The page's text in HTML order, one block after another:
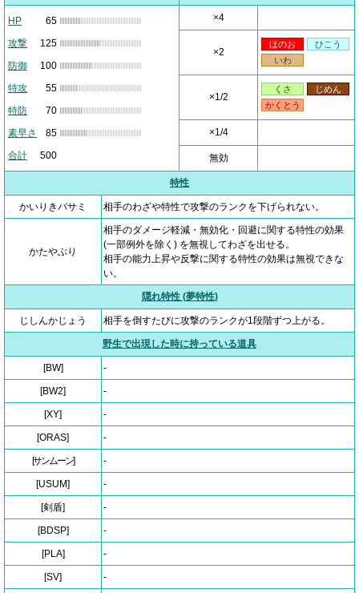
HP
65
攻撃
125
防御
100
特攻
55
特防
70
素早さ
85
合計
500
×4
×2
ほのお
ひこう
いわ
×1/2
くさ
じめん
かくとう
×1/4
無効
特性
かいりきバサミ 相手のわざや特性で攻撃のランクを下げられない。
かたやぶり
相手のダメージ軽減・無効化・回避に関する特性の効果
(一部例外を除く) を無視してわざを出せる。
相手の能力上昇や反撃に関する特性の効果は無視できな
い。
隠れ特性 (夢特性)
じしんかじょう 相手を倒すたびに攻撃のランクが1段階ずつ上がる。
野生で出現した時に持っている道具
[BW] -
[BW2] -
[XY] -
[ORAS] -
[サンムーン] -
[USUM] -
[剣盾] -
[BDSP] -
[PLA] -
[SV] -